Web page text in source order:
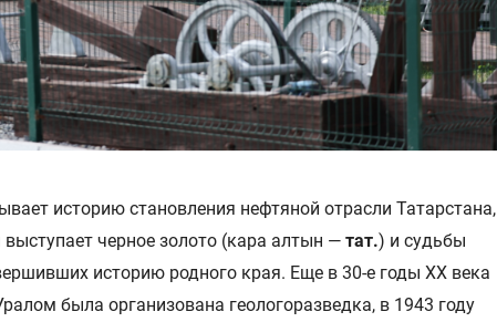
историю становления нефтяной отрасли Татарстана,
черное золото (кара алтын — тат.) и судьбы
историю родного края. Еще в 30-е годы XX века
была организована геологоразведка, в 1943 году